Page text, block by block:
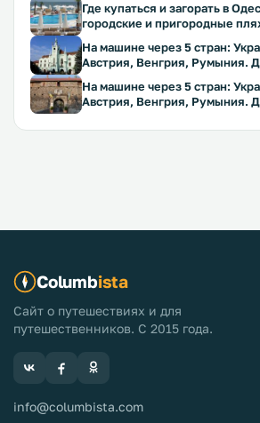
Где купаться и загорать в
городские и пригородные
На машине через 5 стран:
Австрия, Венгрия, Румыния.
На машине через 5 стран:
Австрия, Венгрия, Румыния.
Columbista
Сайт о путешествиях и для
путешественников. С 2015 года.
info@columbista.com